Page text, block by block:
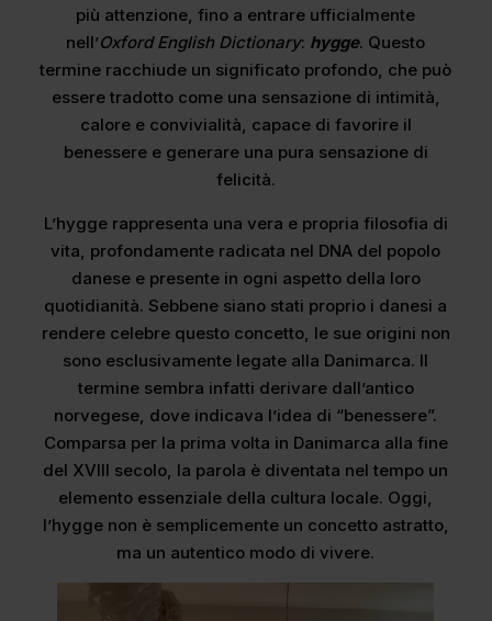
più attenzione, fino a entrare ufficialmente
nell’Oxford English Dictionary: hygge. Questo
termine racchiude un significato profondo, che può
essere tradotto come una sensazione di intimità,
calore e convivialità, capace di favorire il
benessere e generare una pura sensazione di
felicità.
L’hygge rappresenta una vera e propria filosofia di
vita, profondamente radicata nel DNA del popolo
danese e presente in ogni aspetto della loro
quotidianità. Sebbene siano stati proprio i danesi a
rendere celebre questo concetto, le sue origini non
sono esclusivamente legate alla Danimarca. Il
termine sembra infatti derivare dall’antico
norvegese, dove indicava l’idea di “benessere”.
Comparsa per la prima volta in Danimarca alla fine
del XVIII secolo, la parola è diventata nel tempo un
elemento essenziale della cultura locale. Oggi,
l’hygge non è semplicemente un concetto astratto,
ma un autentico modo di vivere.